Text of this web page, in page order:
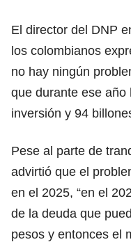
El director del DNP
los colombianos
no hay ningún
que durante ese
inversión y 94
Pese al parte de
advirtió que el
en el 2025, “en el
de la deuda que
pesos y entonces el